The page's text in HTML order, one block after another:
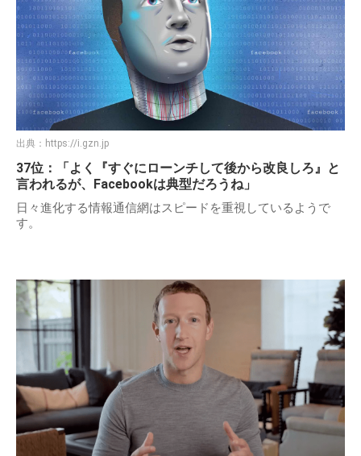
出典： https://i.gzn.jp
37位：「よく『すぐにローンチして後から改良しろ』と
言われるが、Facebookは典型だろうね」
日々進化する情報通信網はスピードを重視しているようで
す。